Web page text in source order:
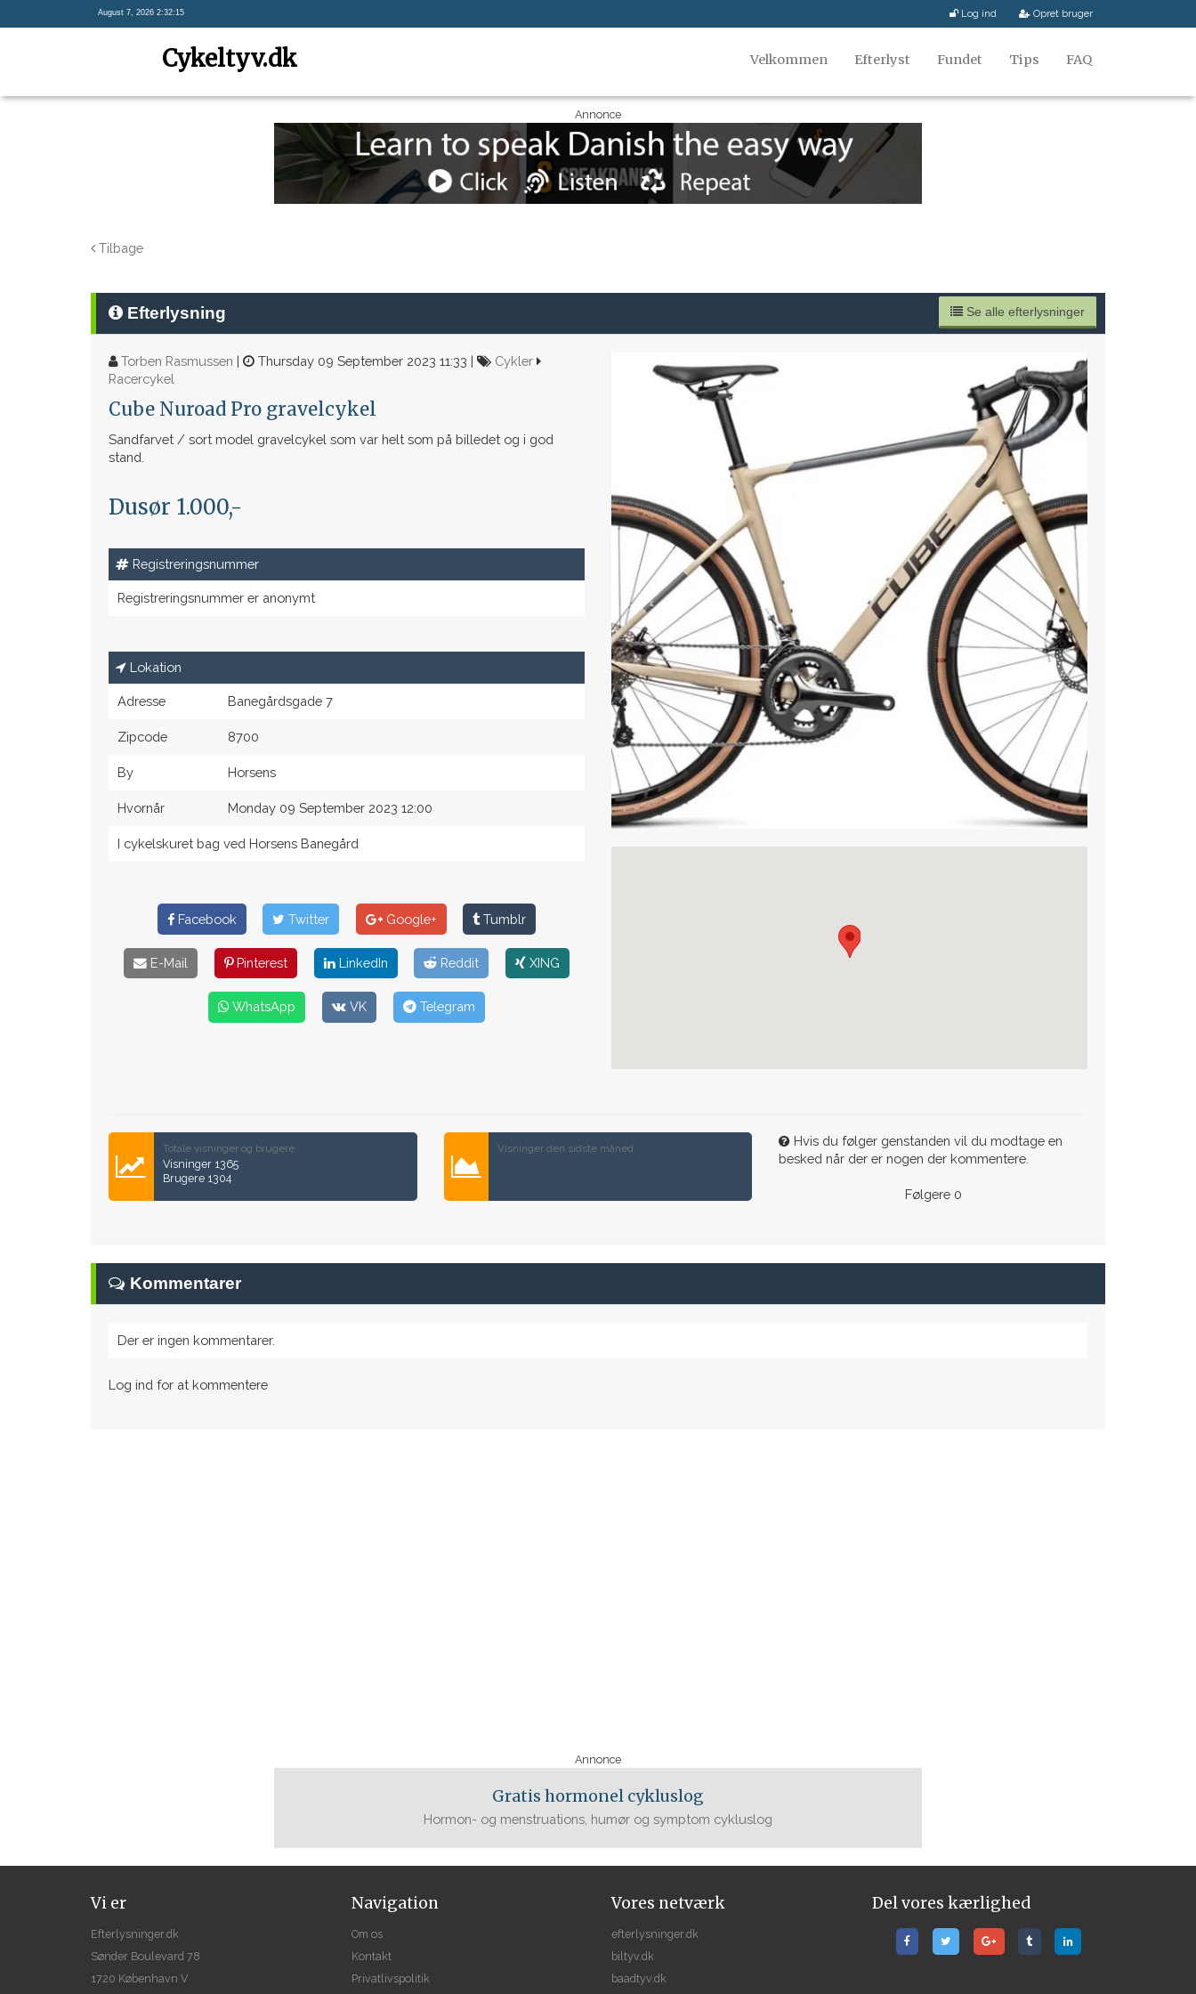
August 7, 2026 2:32:16 Log ind Opret bruger
Cykeltyv.dk Velkommen Efterlyst Fundet Tips FAQ
Annonce
Tilbage
Efterlysning Se alle efterlysninger
Torben Rasmussen | Thursday 09 September 2023 11:33 |
Cykler
Racercykel
Cube Nuroad Pro gravelcykel
Sandfarvet / sort model gravelcykel som var helt som på billedet og i god
stand.
Dusør 1.000,-
Registreringsnummer
Registreringsnummer er anonymt
Lokation
Adresse Banegårdsgade 7
Zipcode 8700
By Horsens
Hvornår Monday 09 September 2023 12:00
I cykelskuret bag ved Horsens Banegård
Facebook Twitter Google+ Tumblr
E-Mail Pinterest LinkedIn Reddit XING
WhatsApp VK Telegram
Totale visninger og brugere
Visninger 1365
Brugere 1304
Visninger den sidste måned
Hvis du følger genstanden vil du modtage en
besked når der er nogen der kommentere.
Følgere 0
Kommentarer
Der er ingen kommentarer.
Log ind for at kommentere
Annonce
Gratis hormonel cykluslog
Hormon- og menstruations, humør og symptom cykluslog
Vi er
Efterlysninger.dk
Sønder Boulevard 78
1720 København V
Navigation
Om os
Kontakt
Privatlivspolitik
Vores netværk
efterlysninger.dk
biltyv.dk
baadtyv.dk
Del vores kærlighed